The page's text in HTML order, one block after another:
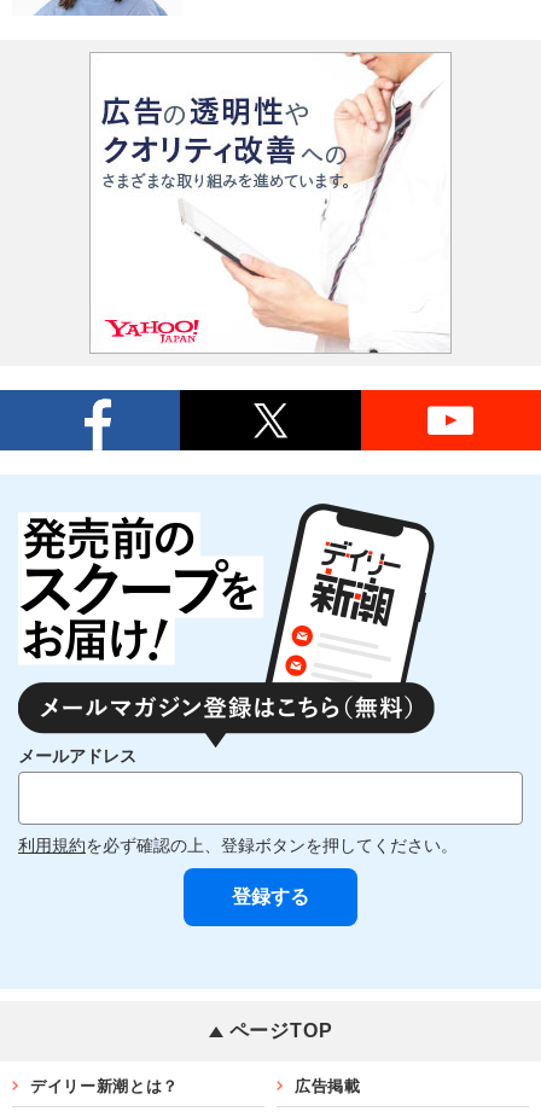
メールアドレス
利用規約を必ず確認の上、登録ボタンを押してください。
ページTOP
デイリー新潮とは？ 広告掲載